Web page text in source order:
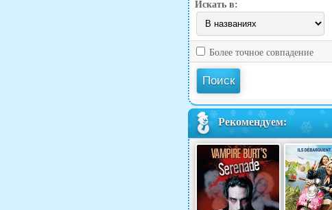
Искать в:
Более точное совпадение
Рекомендуем: